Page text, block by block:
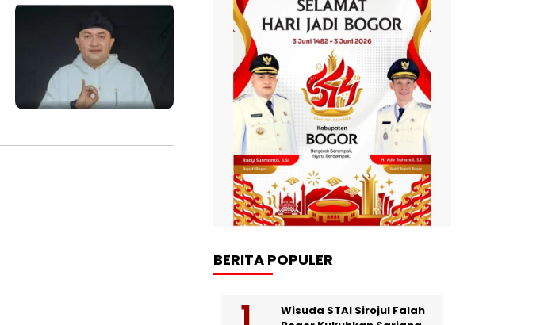
BERITA POPULER
Wisuda STAI Sirojul Falah